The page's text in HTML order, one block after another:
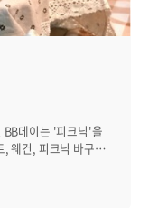
BB데이는 '피크닉'을
. 8층 라운지에 일찍